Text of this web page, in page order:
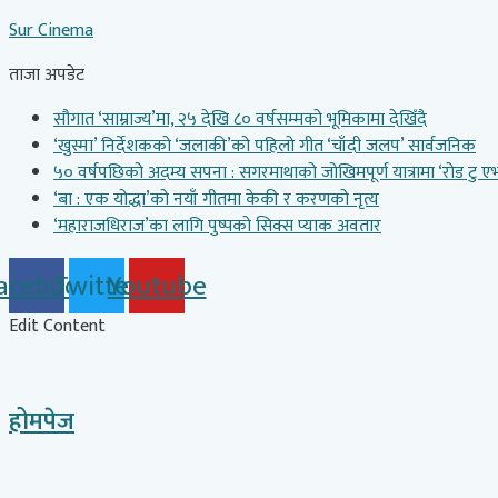
to
content
Sur Cinema
ताजा अपडेट
सौगात ‘साम्राज्य’मा, २५ देखि ८० वर्षसम्मको भूमिकामा देखिँदै
‘खुस्मा’ निर्देशकको ‘जलाकी’को पहिलो गीत ‘चाँदी जलप’ सार्वजनिक
५० वर्षपछिको अदम्य सपना : सगरमाथाको जोखिमपूर्ण यात्रामा ‘रोड टु
‘बा : एक योद्धा’को नयाँ गीतमा केकी र करणको नृत्य
‘महाराजधिराज’का लागि पुष्पको सिक्स प्याक अवतार
TwitterYoutube
Edit Content
होमपेज